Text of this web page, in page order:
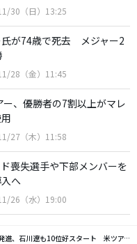
30（日）13:25
氏が74歳で死去 メジャー2
28（金）11:45
ー、優勝者の7割以上がマレ
27（木）11:58
喪失選手や下部メンバーを
へ
26（水）19:00
石川遼も10位好スタート 米ツアー2次予選会